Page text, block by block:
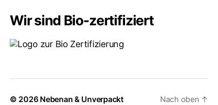
Wir sind Bio-zertifiziert
© 2026 Nebenan & Unverpackt Nach oben ↑